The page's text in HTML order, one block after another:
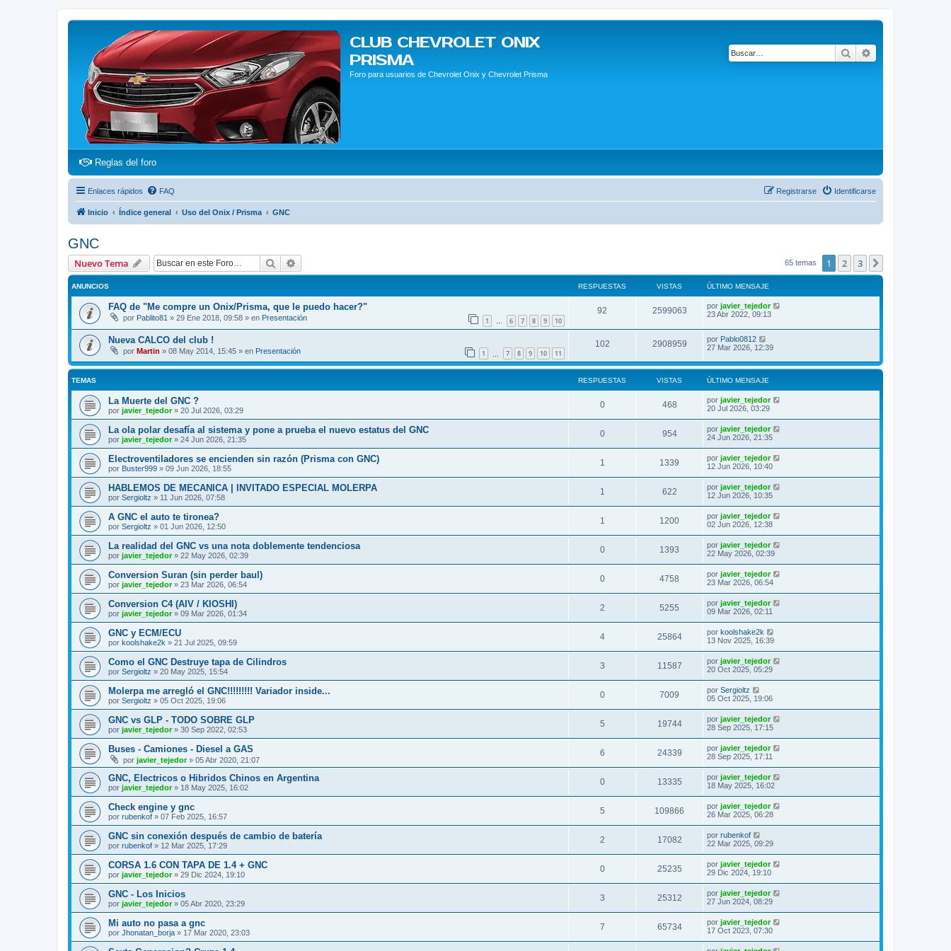
CLUB CHEVROLET ONIX
PRISMA
Foro para usuarios de Chevrolet Onix y Chevrolet Prisma
Buscar
Reglas del foro(Opens a new tab)
Enlaces rápidos FAQ Identificarse
Registrarse
Inicio Índice general Uso del Onix / Prisma GNC
GNC
Nuevo Tema Buscar 65 temas 1 2 3
ANUNCIOS RESPUESTAS VISTAS ÚLTIMO MENSAJE
FAQ de "Me compre un Onix/Prisma, que le puedo hacer?"
por Pablito81 » 29 Ene 2018, 09:58 » en Presentación 1 … 6 7 8 9 10
92 2599063 por javier_tejedor
23 Abr 2022, 09:13
Nueva CALCO del club !
por Martin » 08 May 2014, 15:45 » en Presentación 1 7 8 9 10 11
102 2908959 por Pablo0812
27 Mar 2026, 12:39
TEMAS RESPUESTAS VISTAS ÚLTIMO MENSAJE
La Muerte del GNC ?
por javier_tejedor» 20 Jul 2026, 03:29
0 468 por javier_tejedor
20 Jul 2026, 03:29
La ola polar desafía al sistema y pone a prueba el nuevo estatus del GNC
por javier_tejedor» 24 Jun 2026, 21:35
0 954 por javier_tejedor
24 Jun 2026, 21:35
Electroventiladores se encienden sin razón (Prisma con GNC)
por Buster999 » 09 Jun 2026, 18:55
1 1339 por javier_tejedor
12 Jun 2026, 10:40
HABLEMOS DE MECANICA | INVITADO ESPECIAL MOLERPA
por Sergioltz » 11 Jun 2026, 07:58
1 622 por javier_tejedor
12 Jun 2026, 10:35
A GNC el auto te tironea?
por Sergioltz » 01 Jun 2026, 12:50
1 1200 por javier_tejedor
02 Jun 2026, 12:38
La realidad del GNC vs una nota doblemente tendenciosa
por javier_tejedor» 22 May 2026, 02:39
0 1393 por javier_tejedor
22 May 2026, 02:39
Conversion Suran (sin perder baul)
por javier_tejedor» 23 Mar 2026, 06:54
0 4758 por javier_tejedor
23 Mar 2026, 06:54
Conversion C4 (AIV / KIOSHI)
por javier_tejedor» 09 Mar 2026, 01:34
2 5255 por javier_tejedor
09 Mar 2026, 02:11
GNC y ECM/ECU
por koolshake2k » 21 Jul 2025, 09:59
4 25864 por koolshake2k
13 Nov 2025, 16:39
Como el GNC Destruye tapa de Cilindros
por Sergioltz » 20 May 2025, 15:54
3 11587 por javier_tejedor
20 Oct 2025, 05:29
Molerpa me arregló el GNC!!!!!!!!! Variador inside...
por Sergioltz » 05 Oct 2025, 19:06
0 7009 por Sergioltz
05 Oct 2025, 19:06
GNC vs GLP - TODO SOBRE GLP
por javier_tejedor» 30 Sep 2022, 02:53
5 19744 por javier_tejedor
28 Sep 2025, 17:15
Buses - Camiones - Diesel a GAS
por javier_tejedor» 05 Abr 2020, 21:07
6 24339 por javier_tejedor
28 Sep 2025, 17:11
GNC, Electricos o Hibridos Chinos en Argentina
por javier_tejedor» 18 May 2025, 16:02
0 13335 por javier_tejedor
18 May 2025, 16:02
Check engine y gnc
por rubenkof » 07 Feb 2025, 16:57
5 109866 por javier_tejedor
26 Mar 2025, 06:28
GNC sin conexión después de cambio de batería
por rubenkof » 12 Mar 2025, 17:29
2 17082 por rubenkof
22 Mar 2025, 09:29
CORSA 1.6 CON TAPA DE 1.4 + GNC
por javier_tejedor» 29 Dic 2024, 19:10
0 25235 por javier_tejedor
29 Dic 2024, 19:10
GNC - Los Inicios
por javier_tejedor» 05 Abr 2020, 23:29
3 25312 por javier_tejedor
27 Jun 2024, 08:29
Mi auto no pasa a gnc
por Jhonatan_borja » 17 Mar 2020, 23:03
7 65734 por javier_tejedor
17 Oct 2023, 07:30